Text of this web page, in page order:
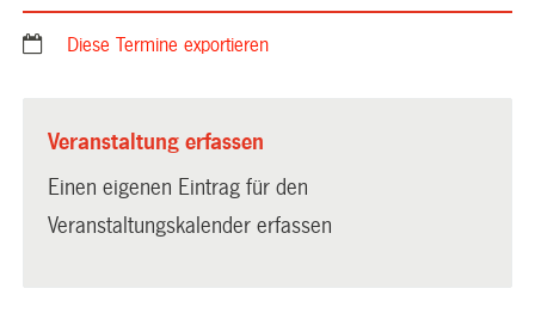
Diese Termine exportieren
Veranstaltung erfassen
Einen eigenen Eintrag für den
Veranstaltungskalender erfassen